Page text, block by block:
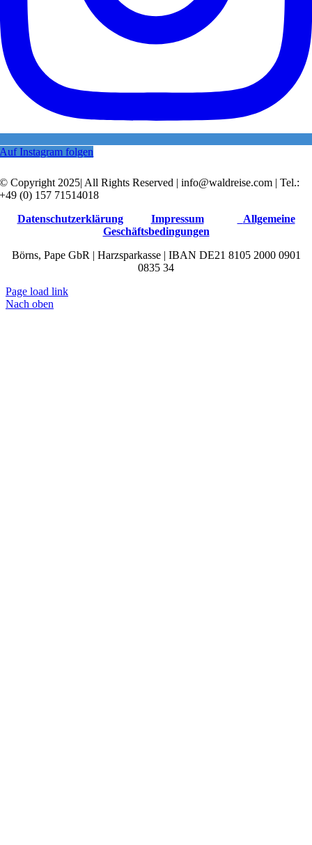
Auf Instagram folgen
© Copyright 2025| All Rights Reserved | info@waldreise.com | Tel.:
+49 (0) 157 71514018
Datenschutzerklärung
Impressum
Allgemeine
Geschäftsbedingungen
Börns, Pape GbR | Harzsparkasse | IBAN DE21 8105 2000 0901
0835 34
Page load link
Nach oben